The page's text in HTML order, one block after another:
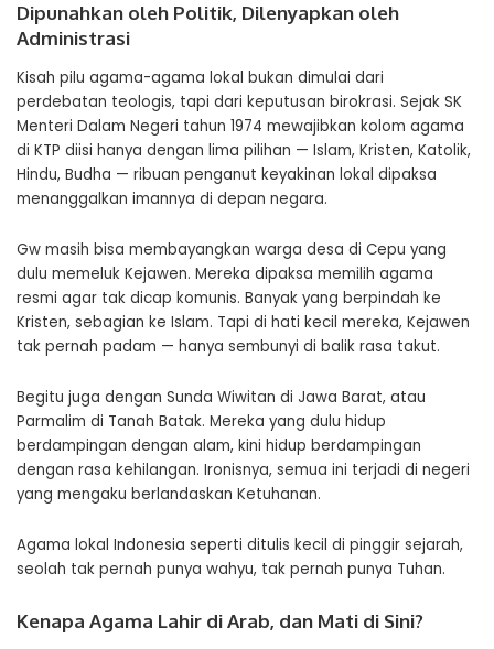
Dipunahkan oleh Politik, Dilenyapkan oleh
Administrasi
Kisah pilu agama-agama lokal bukan dimulai dari
perdebatan teologis, tapi dari keputusan birokrasi. Sejak SK
Menteri Dalam Negeri tahun 1974 mewajibkan kolom agama
di KTP diisi hanya dengan lima pilihan — Islam, Kristen, Katolik,
Hindu, Budha — ribuan penganut keyakinan lokal dipaksa
menanggalkan imannya di depan negara.
Gw masih bisa membayangkan warga desa di Cepu yang
dulu memeluk Kejawen. Mereka dipaksa memilih agama
resmi agar tak dicap komunis. Banyak yang berpindah ke
Kristen, sebagian ke Islam. Tapi di hati kecil mereka, Kejawen
tak pernah padam — hanya sembunyi di balik rasa takut.
Begitu juga dengan Sunda Wiwitan di Jawa Barat, atau
Parmalim di Tanah Batak. Mereka yang dulu hidup
berdampingan dengan alam, kini hidup berdampingan
dengan rasa kehilangan. Ironisnya, semua ini terjadi di negeri
yang mengaku berlandaskan Ketuhanan.
Agama lokal Indonesia seperti ditulis kecil di pinggir sejarah,
seolah tak pernah punya wahyu, tak pernah punya Tuhan.
Kenapa Agama Lahir di Arab, dan Mati di Sini?